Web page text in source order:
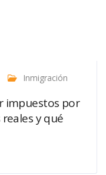
Inmigración
impuestos por
reales y qué